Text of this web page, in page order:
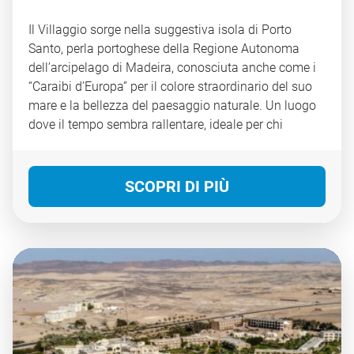
Il Villaggio sorge nella suggestiva isola di Porto
Santo, perla portoghese della Regione Autonoma
dell’arcipelago di Madeira, conosciuta anche come i
“Caraibi d’Europa” per il colore straordinario del suo
mare e la bellezza del paesaggio naturale. Un luogo
dove il tempo sembra rallentare, ideale per chi
benessere e del contatto autentico con la natura. La
struttura si trova a soli 4 km dal centro della cittadina
di Porto Santo, facilmente raggiungibile, dove è
infatti, il celebre navigatore visse per un periodo della
sua vita, lasciando un’importante traccia storica
sull’isola. Il Resort è immerso in una natura
incontaminata e si affaccia direttamente su una
magnifica spiaggia di sabbia dorata, rinomata per le
SCOPRI DI PIÙ